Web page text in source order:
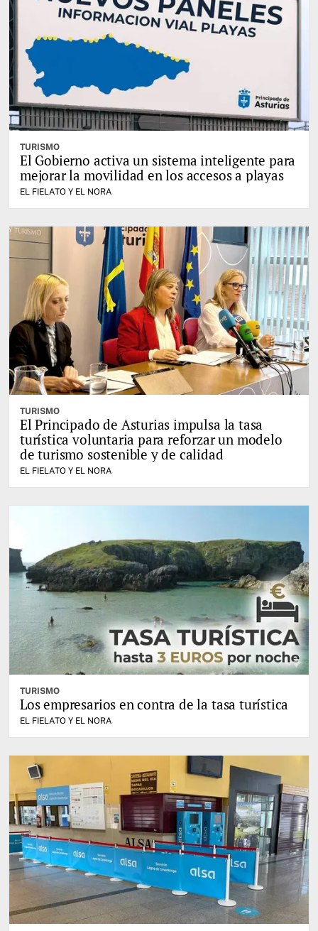
TURISMO
El Gobierno activa un sistema inteligente para
mejorar la movilidad en los accesos a playas
EL FIELATO Y EL NORA
TURISMO
El Principado de Asturias impulsa la tasa
turística voluntaria para reforzar un modelo
de turismo sostenible y de calidad
EL FIELATO Y EL NORA
TURISMO
Los empresarios en contra de la tasa turística
EL FIELATO Y EL NORA